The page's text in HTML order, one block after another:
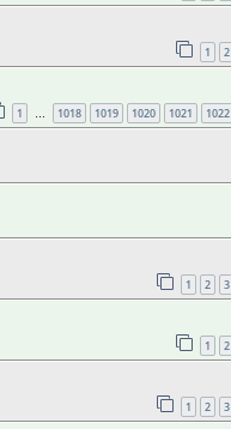
1 2
1 … 1018 1019 1020 1021 1022
1 2 3
1 2
1 2 3